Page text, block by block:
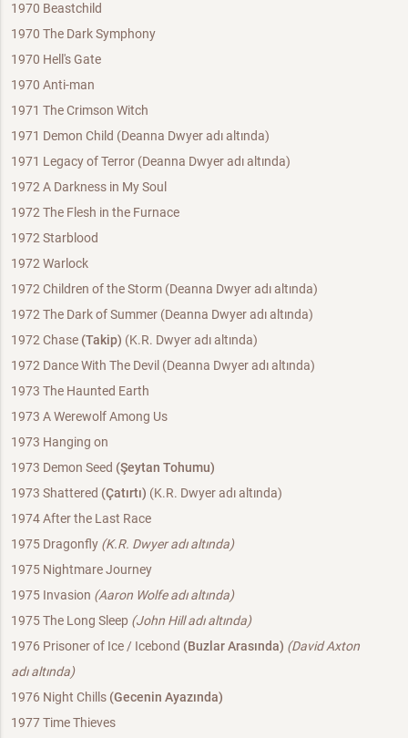
1970 Beastchild
1970 The Dark Symphony
1970 Hell's Gate
1970 Anti-man
1971 The Crimson Witch
1971 Demon Child (Deanna Dwyer adı altında)
1971 Legacy of Terror (Deanna Dwyer adı altında)
1972 A Darkness in My Soul
1972 The Flesh in the Furnace
1972 Starblood
1972 Warlock
1972 Children of the Storm (Deanna Dwyer adı altında)
1972 The Dark of Summer (Deanna Dwyer adı altında)
1972 Chase (Takip) (K.R. Dwyer adı altında)
1972 Dance With The Devil (Deanna Dwyer adı altında)
1973 The Haunted Earth
1973 A Werewolf Among Us
1973 Hanging on
1973 Demon Seed (Şeytan Tohumu)
1973 Shattered (Çatırtı) (K.R. Dwyer adı altında)
1974 After the Last Race
1975 Dragonfly (K.R. Dwyer adı altında)
1975 Nightmare Journey
1975 Invasion (Aaron Wolfe adı altında)
1975 The Long Sleep (John Hill adı altında)
1976 Prisoner of Ice / Icebond (Buzlar Arasında) (David Axton
adı altında)
1976 Night Chills (Gecenin Ayazında)
1977 Time Thieves